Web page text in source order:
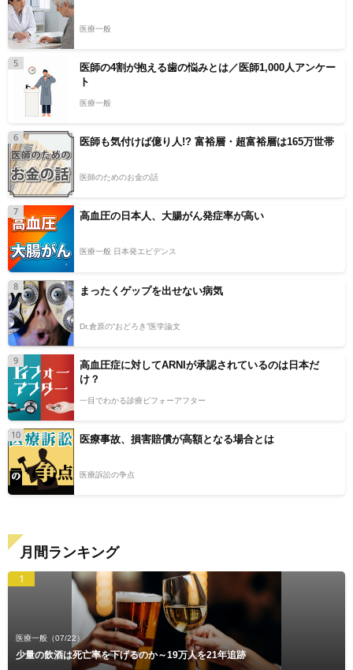
医療一般
5
医師の4割が抱える歯の悩みとは／医師1,000人アンケー
ト
医療一般
6 医師も気付けば億り人!? 富裕層・超富裕層は165万世帯
医師のためのお金の話
7 高血圧の日本人、大腸がん発症率が高い
医療一般 日本発エビデンス
8 まったくゲップを出せない病気
Dr.倉原の“おどろき”医学論文
9
高血圧症に対してARNIが承認されているのは日本だ
け？
一目でわかる診療ビフォーアフター
10 医療事故、損害賠償が高額となる場合とは
医療訴訟の争点
月間ランキング
1
医療一般 （07/22）
少量の飲酒は死亡率を下げるのか～19万人を21年追跡